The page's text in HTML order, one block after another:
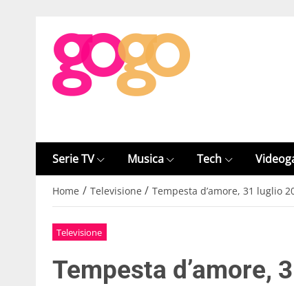
Serie TV Musica Tech
Home / Televisione / Tempesta d’amore, 31 luglio
Televisione
Tempesta d’amore,